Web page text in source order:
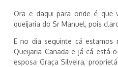
Ora e daqui para onde é que
queijaria do Sr Manuel, pois
E no dia seguinte cá estamos
Queijaria Canada e já cá está
esposa Graça Silveira,